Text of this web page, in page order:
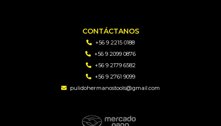
CONTÁCTANOS
+56 9 2215 0188
+56 9 2099 0876
+56 9 2179 6582
+56 9 2761 9099
pulidohermanostools@gmail.com